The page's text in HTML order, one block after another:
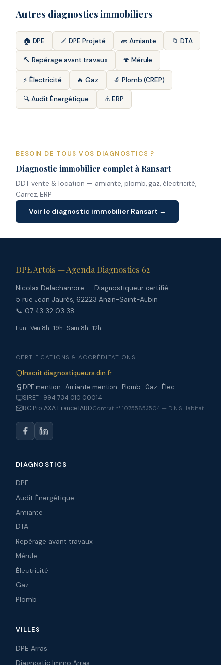
Autres diagnostics immobiliers
🏠 DPE 📐 DPE Projeté 🧱 Amiante 📁 DTA
🔨 Repérage avant travaux 🍄 Mérule
⚡ Électricité 🔥 Gaz 🔬 Plomb (CREP)
🔍 Audit Énergétique ⚠️ ERP
BESOIN DE TOUS VOS DIAGNOSTICS ?
Diagnostic immobilier complet à Ransart
DDT vente & location — amiante, plomb, gaz, électricité,
Carrez, ERP
Voir le diagnostic immobilier Ransart →
DPE Artois — Agenda Diagnostics 62
Nicolas Delachambre — Diagnostiqueur certifié
5 rue Jean Jaurès, 62223 Anzin-Saint-Aubin
📞 07 43 32 03 38
Lun–Ven 8h–19h · Sam 8h–12h
CERTIFICATIONS & ACCRÉDITATIONS
Inscrit diagnostiqueurs.din.fr
DPE mention · Amiante mention · Plomb · Gaz · Élec
SIRET : 994 734 010 00014
RC Pro AXA France IARDContrat n° 10755853504 — D.N.S Habitat
DIAGNOSTICS
DPE
Audit Énergétique
Amiante
DTA
Repérage avant travaux
Mérule
Électricité
Gaz
Plomb
VILLES
DPE Arras
Diagnostic Immo Arras